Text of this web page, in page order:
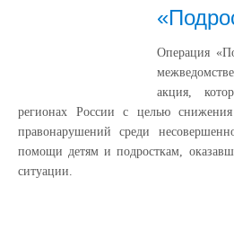
Операция
акция,
регионах России с целью
правонарушений среди
помощи детям и подросткам,
ситуации.